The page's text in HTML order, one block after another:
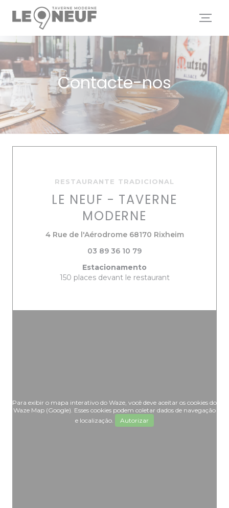
Painel de Gerenciamento de Cookies
Contacte-nos
RESTAURANTE TRADICIONAL
LE NEUF - TAVERNE
MODERNE
4 Rue de l'Aérodrome 68170 Rixheim((abre
03 89 36 10 79
Estacionamento
150 places devant le restaurant
Para exibir o mapa interativo do Waze, você deve aceitar os cookies do
Waze Map (Google). Esses cookies podem coletar dados de navegação
e localização.
Autorizar